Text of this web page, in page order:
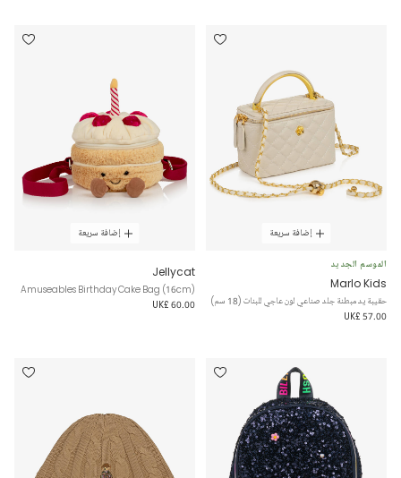
إضافة سريعة
الموسم الجديد
Marlo Kids
حقيبة يد مبطنة جلد صناعي لون عاجي للبنات (18 سم)
UK£ 57.00
إضافة سريعة
Jellycat
Amuseables Birthday Cake Bag (16cm)
UK£ 60.00